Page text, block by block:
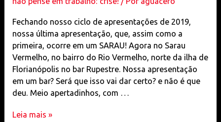
Fechando nosso ciclo de apresentações de 2019,
nossa última apresentação, que, assim como a
primeira, ocorre em um SARAU! Agora no Sarau
Vermelho, no bairro do Rio Vermelho, norte da ilha de
Florianópolis no bar Rupestre. Nossa apresentação
em um bar? Será que isso vai dar certo? e não é que
deu. Meio apertadinhos, com …
no
Leia mais »